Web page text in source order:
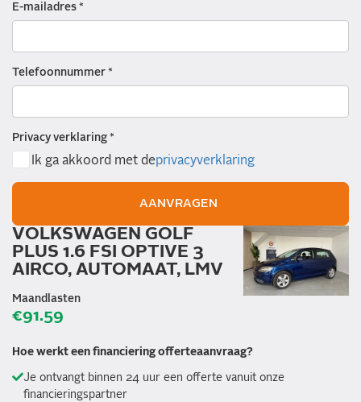
E-mailadres *
Telefoonnummer *
Privacy verklaring *
Ik ga akkoord met deprivacyverklaring
VOLKSWAGEN GOLF
PLUS 1.6 FSI OPTIVE 3
AIRCO, AUTOMAAT, LMV
Maandlasten
€91.59
Hoe werkt een financiering offerteaanvraag?
Je ontvangt binnen 24 uur een offerte vanuit onze
financieringspartner